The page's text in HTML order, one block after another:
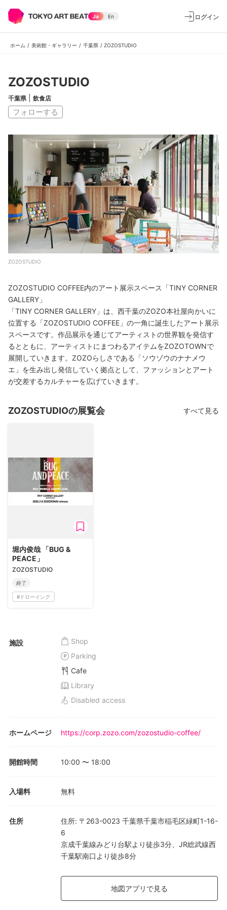
Ja En ログイン
ホーム / 美術館・ギャラリー / 千葉県 / ZOZOSTUDIO
ZOZOSTUDIO
千葉県 飲食店
フォローする
ZOZOSTUDIO
ZOZOSTUDIO COFFEE内のアート展示スペース「TINY CORNER
GALLERY」
「TINY CORNER GALLERY」は、西千葉のZOZO本社屋向かいに
位置する「ZOZOSTUDIO COFFEE」の一角に誕生したアート展示
スペースです。作品展示を通じてアーティストの世界観を発信す
るとともに、アーティストにまつわるアイテムをZOZOTOWNで
展開していきます。ZOZOらしさである「ソウゾウのナナメウ
エ」を生み出し発信していく拠点として、ファッションとアート
が交差するカルチャーを広げていきます。
ZOZOSTUDIOの展覧会 すべて見る
堀内俊哉 「BUG &
PEACE」
ZOZOSTUDIO
終了
# ドローイング
施設
Shop
Parking
Cafe
Library
Disabled access
ホームページ https://corp.zozo.com/zozostudio-coffee/
開館時間 10:00 〜 18:00
入場料 無料
住所 住所: 〒263-0023 千葉県千葉市稲毛区緑町1-16-
6
京成千葉線みどり台駅より徒歩3分、JR総武線西
千葉駅南口より徒歩8分
地図アプリで見る